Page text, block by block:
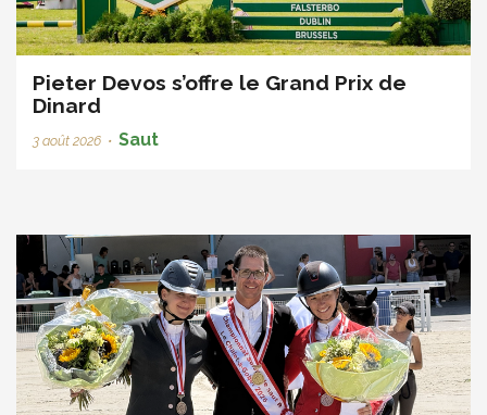
Pieter Devos s’offre le Grand Prix de
Dinard
3 août 2026 • Saut